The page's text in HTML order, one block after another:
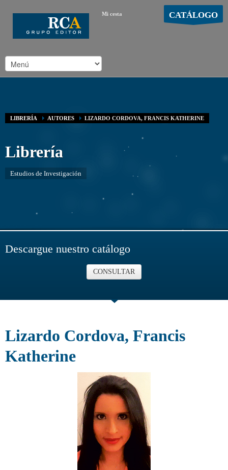
Mi cesta CATÁLOGO
LIBRERÍA AUTORES LIZARDO CORDOVA, FRANCIS KATHERINE
Librería
Estudios de Investigación
Descargue nuestro catálogo
CONSULTAR
Lizardo Cordova, Francis
Katherine